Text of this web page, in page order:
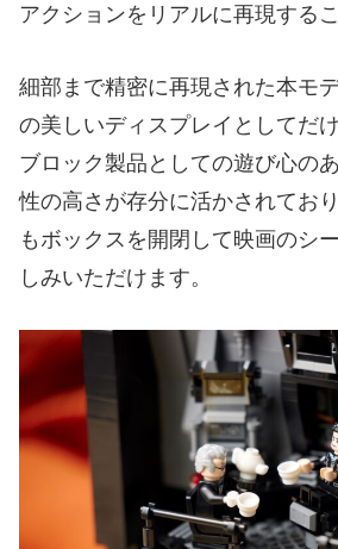
アクションをリアルに再現する
細部まで精密に再現された本モ
の美しいディスプレイとしてだ
ブロック製品としての遊び心の
性の高さが存分に活かされてお
もボックスを開閉して映画のシ
しみいただけます。